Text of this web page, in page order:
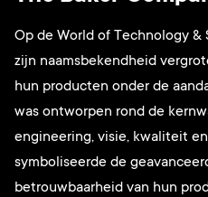
Op de World of Technology &
zijn naamsbekendheid
hun producten onder de
was ontworpen rond de
engineering, visie, kwaliteit
symboliseerde de
betrouwbaarheid van hun